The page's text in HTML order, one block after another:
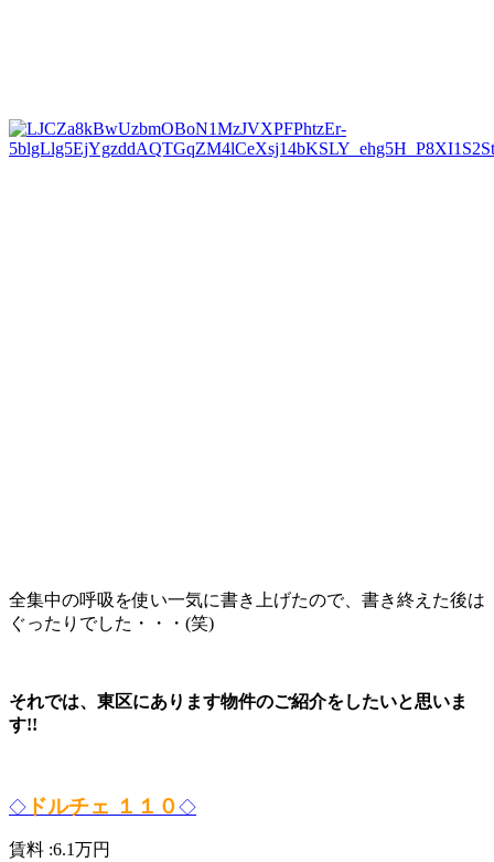
全集中の呼吸を使い一気に書き上げたので、書き終えた後は
ぐったりでした・・・(笑)
それでは、東区にあります物件のご紹介をしたいと思いま
す!!
◇ ドルチェ １１０◇
賃料 :6.1万円